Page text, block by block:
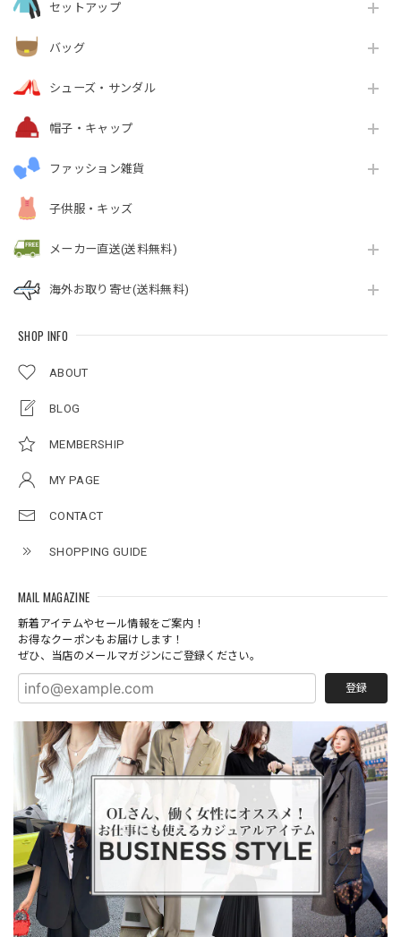
セットアップ
バッグ
シューズ・サンダル
帽子・キャップ
ファッション雑貨
子供服・キッズ
メーカー直送(送料無料)
海外お取り寄せ(送料無料)
SHOP INFO
ABOUT
BLOG
MEMBERSHIP
MY PAGE
CONTACT
SHOPPING GUIDE
MAIL MAGAZINE
新着アイテムやセール情報をご案内！
お得なクーポンもお届けします！
ぜひ、当店のメールマガジンにご登録ください。
登録